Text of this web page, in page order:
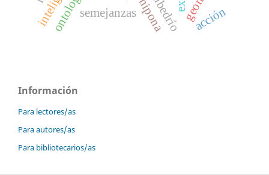
semejanzas acción
Información
Para lectores/as
Para autores/as
Para bibliotecarios/as